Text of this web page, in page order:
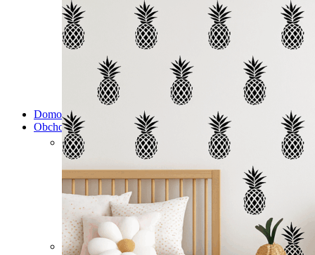
Domov
Obchod
NÁLEPKY NA STENY
TERRAZZO
BODKY
HVIEZDY
SRDCIA
DÚHY
ART DECO OBLÚKY
OSTATNÉ SAMOLEPKY
HRACIE SÚPRAVY